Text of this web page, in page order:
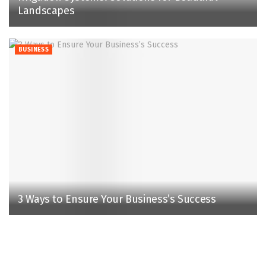
Landscapes
BUSINESS
3 Ways to Ensure Your Business’s Success